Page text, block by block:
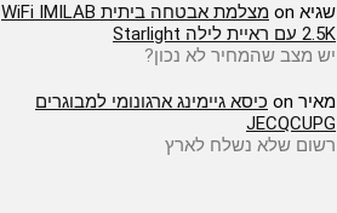
שגיא on
מצלמת אבטחה ביתית WiFi IMILAB
2.5K עם ראיית לילה Starlight
יש מצב שהמחיר לא נכון?
מאיר on כיסא גיימינג ארגונומי למבוגרים
JECQCUPG
רשום שלא נשלח לארץ